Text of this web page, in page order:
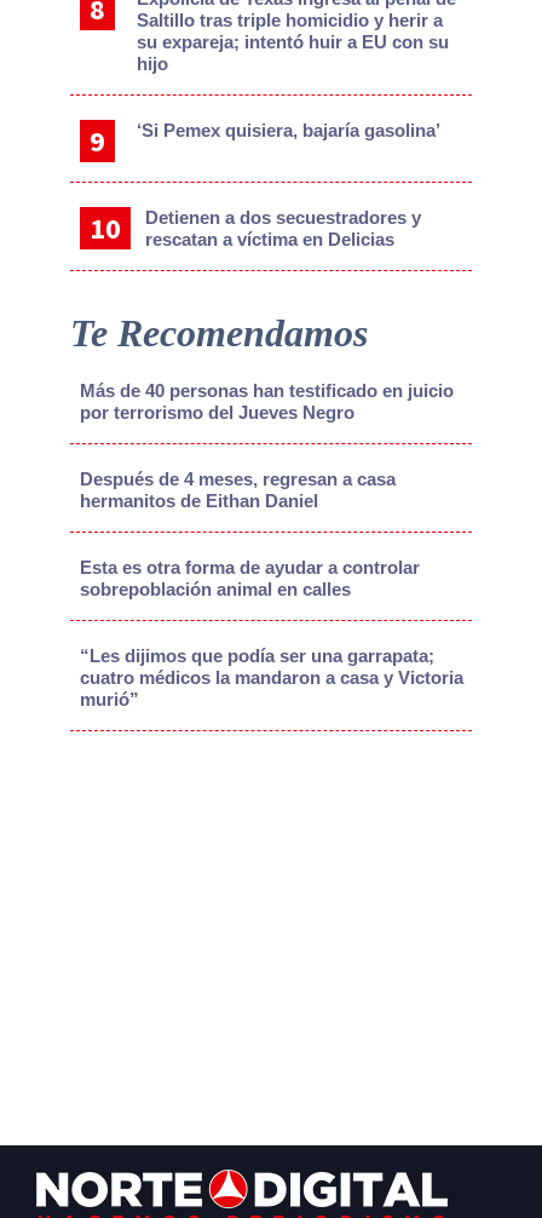
Saltillo tras triple homicidio y herir a
su expareja; intentó huir a EU con su
hijo
‘Si Pemex quisiera, bajaría gasolina’
Detienen a dos secuestradores y
rescatan a víctima en Delicias
Te Recomendamos
Más de 40 personas han testificado en juicio
por terrorismo del Jueves Negro
Después de 4 meses, regresan a casa
hermanitos de Eithan Daniel
Esta es otra forma de ayudar a controlar
sobrepoblación animal en calles
“Les dijimos que podía ser una garrapata;
cuatro médicos la mandaron a casa y Victoria
murió”
Footer